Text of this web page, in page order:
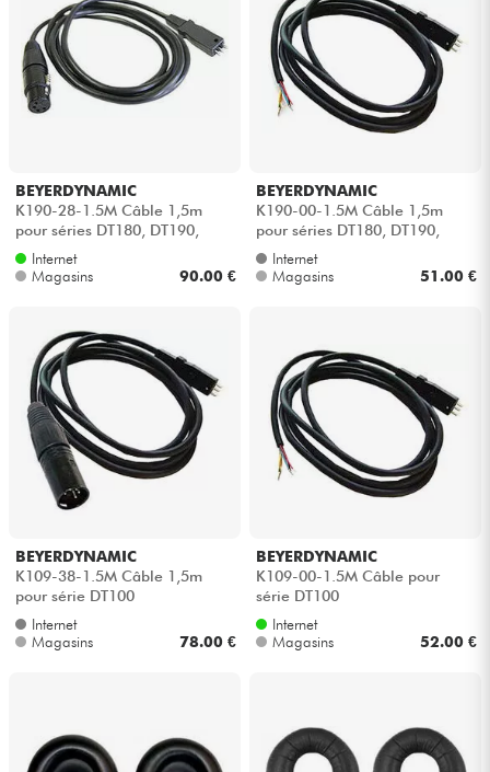
BEYERDYNAMIC
K190-28-1.5M Câble 1,5m
pour séries DT180, DT190,
DT280 et DT290
Internet
Magasins
90.00 €
BEYERDYNAMIC
K190-00-1.5M Câble 1,5m
pour séries DT180, DT190,
DT280 et DT290
Internet
Magasins
51.00 €
BEYERDYNAMIC
K109-38-1.5M Câble 1,5m
pour série DT100
Internet
Magasins
78.00 €
BEYERDYNAMIC
K109-00-1.5M Câble pour
série DT100
Internet
Magasins
52.00 €